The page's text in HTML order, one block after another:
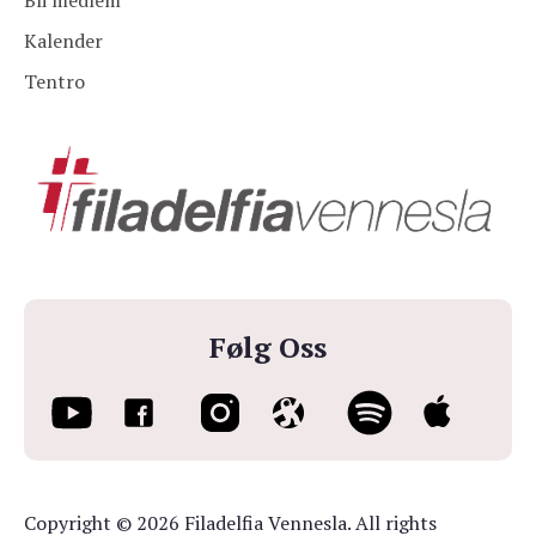
Følg Oss
Kalender
Tentro
Copyright © 2026 Filadelfia Vennesla. All rights